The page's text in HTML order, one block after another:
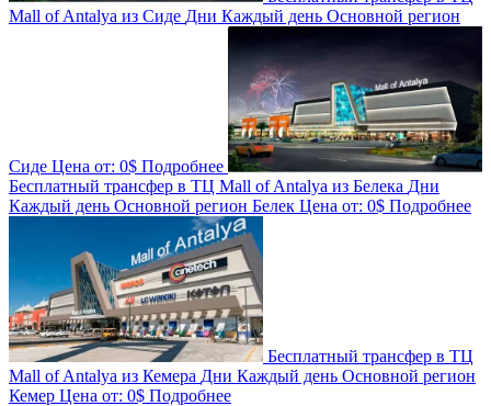
Mall of Antalya из Сиде Дни Каждый день Основной регион
Сиде Цена от: 0$ Подробнее
Бесплатный трансфер в ТЦ Mall of Antalya из Белека Дни
Каждый день Основной регион Белек Цена от: 0$ Подробнее
Бесплатный трансфер в ТЦ
Mall of Antalya из Кемера Дни Каждый день Основной регион
Кемер Цена от: 0$ Подробнее